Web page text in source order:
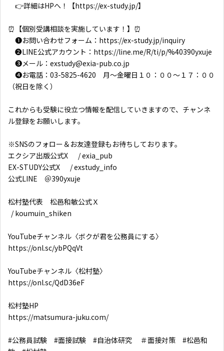
👉詳細はHPへ！【https://ex-study.jp/】
⏰【個別受講相談を実施しています！】⏰
❶お問い合わせフォーム：https://ex-study.jp/inquiry
❷LINE公式アカウント：https://line.me/R/ti/p/%40390yxuje
❸メール：exstudy@exia-pub.co.jp
❹お電話：03-5825-4620 月～金曜日１０：００～１７：００
（祝日を除く）
これからも受験に役立つ情報を配信していきますので、チャンネ
ル登録をお願いします。
※SNSのフォロー＆お友達登録もお待ちしております。
エクシア出版公式X / exia_pub
EX-STUDY公式X / exstudy_info
公式LINE ＠390yxuje
松村塾代表 松邑和敏公式Ｘ
/ koumuin_shiken
YouTubeチャンネル〈ボクが君を公務員にする〉
https://onl.sc/ybPQqVt
YouTubeチャンネル〈松村塾〉
https://onl.sc/QdD36eF
松村塾HP
https://matsumura-juku.com/
#公務員試験 #面接試験 #自治体研究 ＃面接対策 #松邑和